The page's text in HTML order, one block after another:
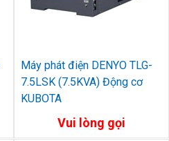
Máy phát điện DENYO TLG-
7.5LSK (7.5KVA) Động cơ
KUBOTA
Vui lòng gọi